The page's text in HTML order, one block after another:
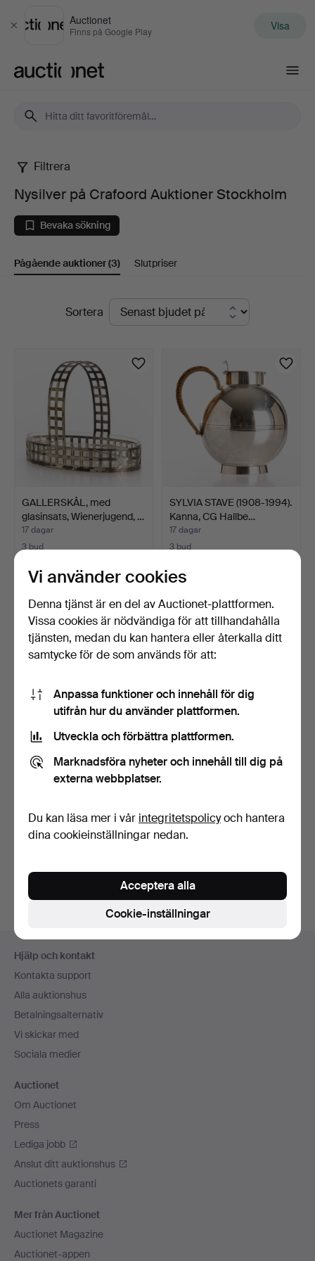
Stäng
Auctionet
Finns på Google Play Visa
Nysilver
på
Crafoord
Auktioner
Stockholm
Filtrera
Nysilver på Crafoord Auktioner Stockholm
Bevaka sökning
Pågående auktioner(3) Slutpriser
PågåendeSortera
GALLERSKÅL, med
glasinsats, Wienerjugend, …
17 dagar
3 bud
SYLVIA STAVE (1908-1994).
Kanna, CG Hallbe…
17 dagar
3 bud
VAS, nysilver, tidigt 1900-
tal. Jugend.
17 dagar
Värdering
Bevaka sökning
Sidfotsnavigation
Hjälp och kontakt
Kontakta support
Alla auktionshus
Betalningsalternativ
Vi skickar med
Sociala medier
Auctionet
Om Auctionet
Press
Lediga jobb
Anslut ditt auktionshus
Auctionets garanti
Mer från Auctionet
Auctionet Magazine
Auctionet-appen
Vi använder cookies
Denna tjänst är en del av Auctionet-plattformen.
Vissa cookies är nödvändiga för att tillhandahålla
tjänsten, medan du kan hantera eller återkalla ditt
samtycke för de som används för att:
Anpassa funktioner och innehåll för dig
utifrån hur du använder plattformen.
Utveckla och förbättra plattformen.
Marknadsföra nyheter och innehåll till dig på
externa webbplatser.
Du kan läsa mer i vår integritetspolicyoch hantera
dina cookieinställningar nedan.
Cookie-inställningar
Acceptera alla